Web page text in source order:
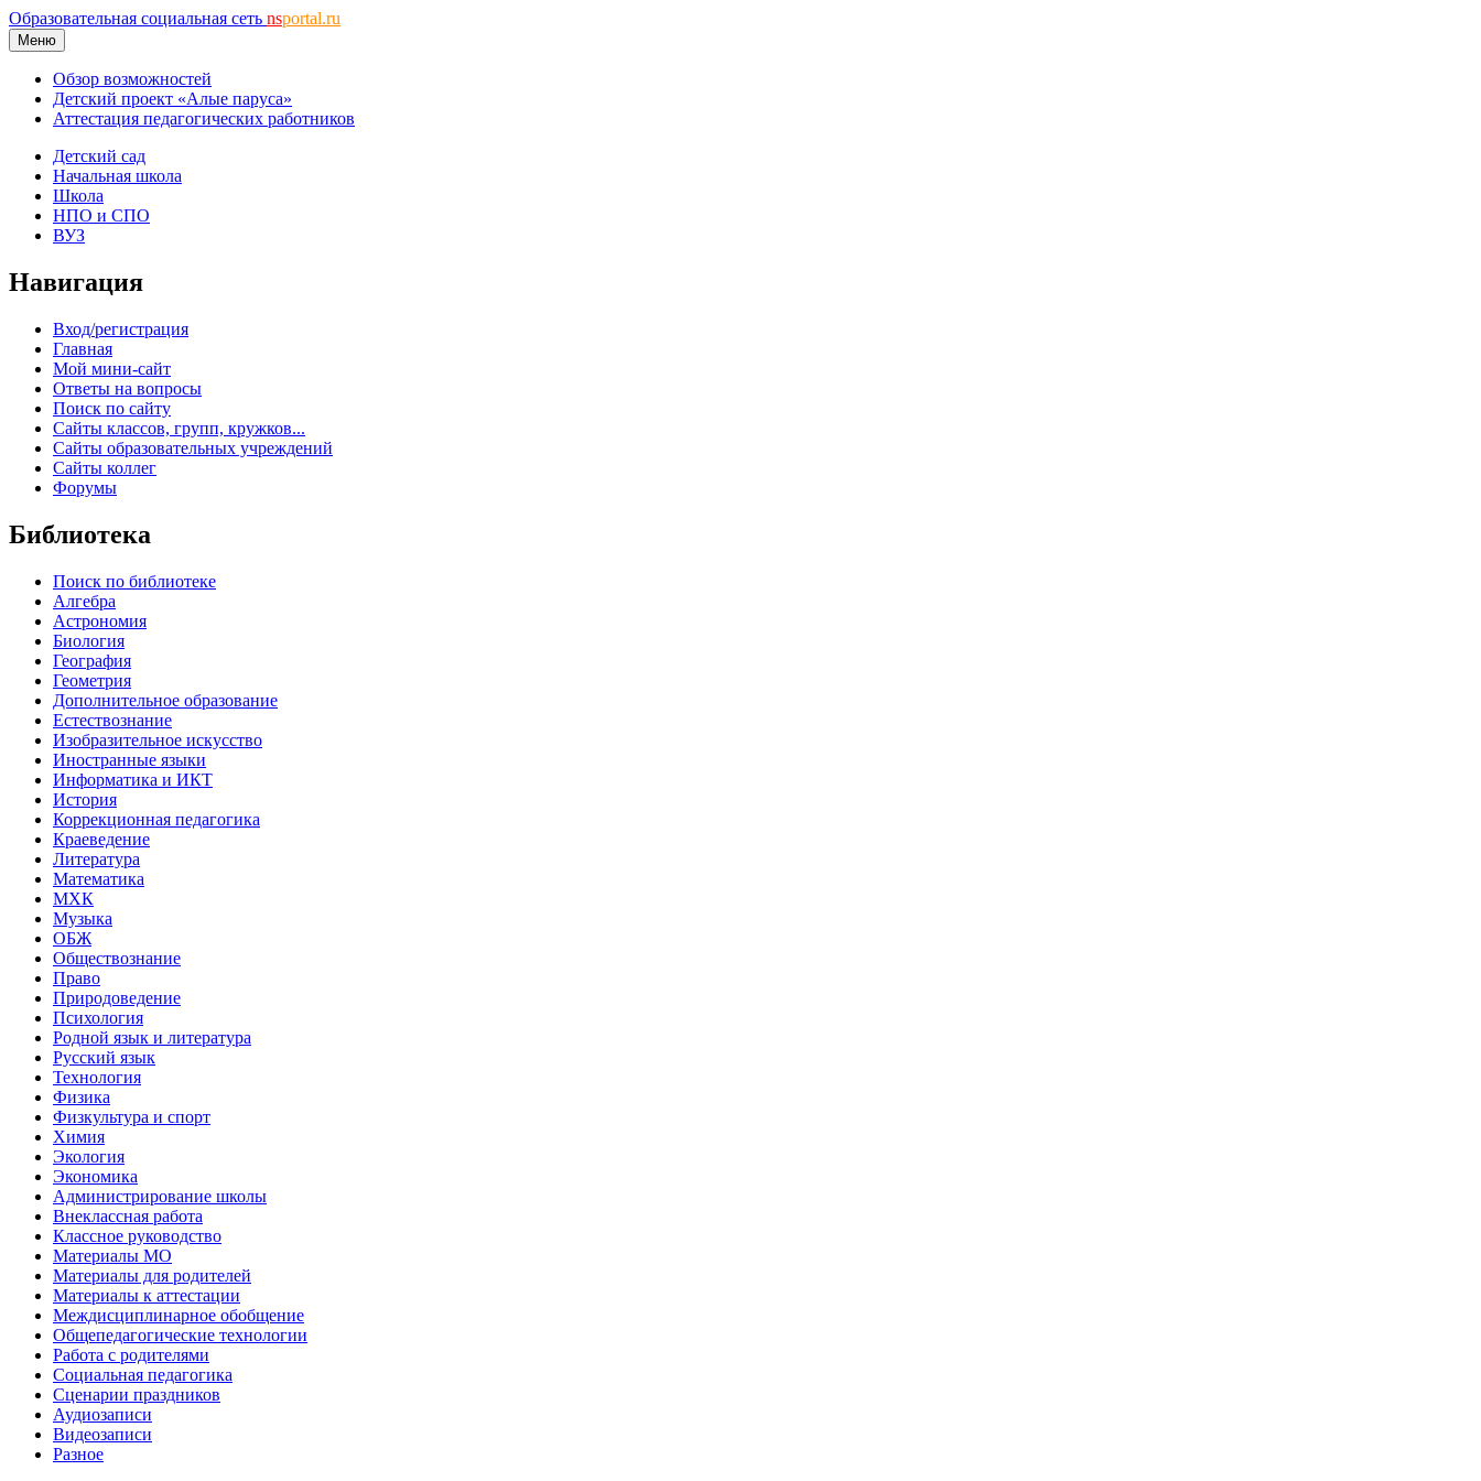
Образовательная социальная сеть nsportal.ru
Меню
Обзор возможностей
Детский проект «Алые паруса»
Аттестация педагогических работников
Детский сад
Начальная школа
Школа
НПО и СПО
ВУЗ
Навигация
Вход/регистрация
Главная
Мой мини-сайт
Ответы на вопросы
Поиск по сайту
Сайты классов, групп, кружков...
Сайты образовательных учреждений
Сайты коллег
Форумы
Библиотека
Поиск по библиотеке
Алгебра
Астрономия
Биология
География
Геометрия
Дополнительное образование
Естествознание
Изобразительное искусство
Иностранные языки
Информатика и ИКТ
История
Коррекционная педагогика
Краеведение
Литература
Математика
МХК
Музыка
ОБЖ
Обществознание
Право
Природоведение
Психология
Родной язык и литература
Русский язык
Технология
Физика
Физкультура и спорт
Химия
Экология
Экономика
Администрирование школы
Внеклассная работа
Классное руководство
Материалы МО
Материалы для родителей
Материалы к аттестации
Междисциплинарное обобщение
Общепедагогические технологии
Работа с родителями
Социальная педагогика
Сценарии праздников
Аудиозаписи
Видеозаписи
Разное